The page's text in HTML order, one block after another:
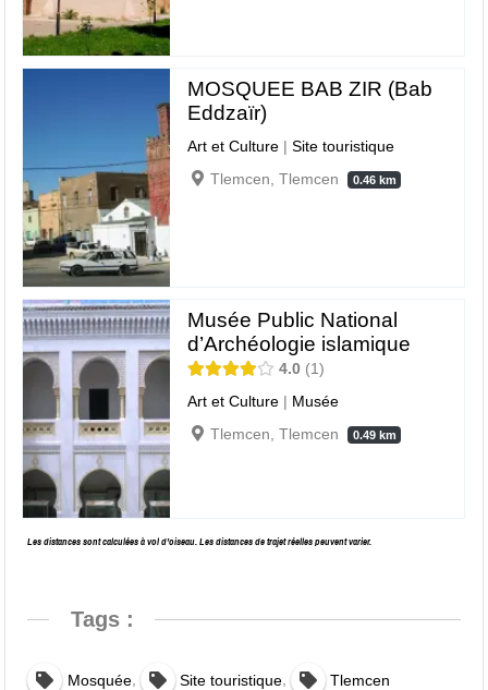
MOSQUEE BAB ZIR (Bab
Eddzaïr)
Art et Culture |Site touristique
Tlemcen, Tlemcen
0.46 km
Musée Public National
d’Archéologie islamique
4.0
1
Art et Culture | Musée
Tlemcen, Tlemcen
0.49 km
Les distances sont calculées à vol d’oiseau. Les distances de trajet réelles peuvent varier.
Tags :
Mosquée, Site touristique, Tlemcen